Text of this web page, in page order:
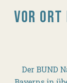
VOR
Der BUND